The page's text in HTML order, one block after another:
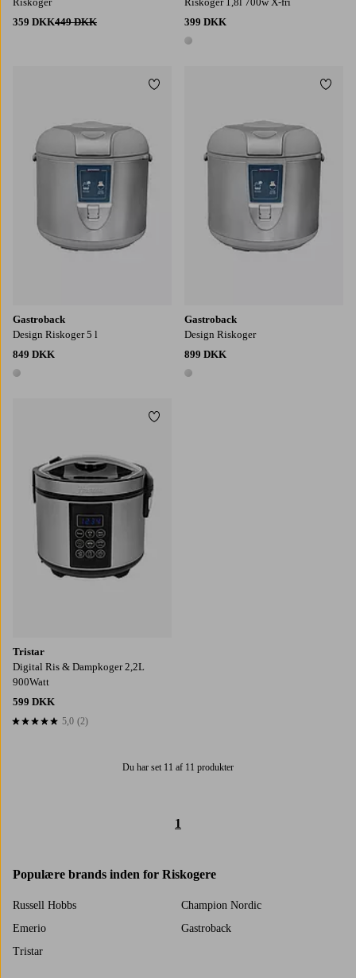
359 DKK449 DKK
399 DKK
1 farve
Gastroback
Design Riskoger 5 l
849 DKK
1 farve
Tilføj til favoritter
Gastroback
Design Riskoger
899 DKK
1 farve
Tristar
Digital Ris & Dampkoger 2,2L
900Watt
599 DKK
5,0 baseret på 2 bedømmelser
5,0 (2)
Tilføj til favoritter
Du har set 11 af 11 produkter
1
Populære brands inden for Riskogere
Russell Hobbs
Champion Nordic
Emerio
Gastroback
Tristar